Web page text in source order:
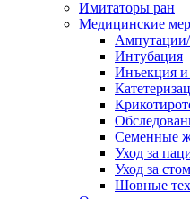
Имитаторы ран
Медицинские
Интубация
Инъекция
Семенные
Уход за
Уход за
Шовные